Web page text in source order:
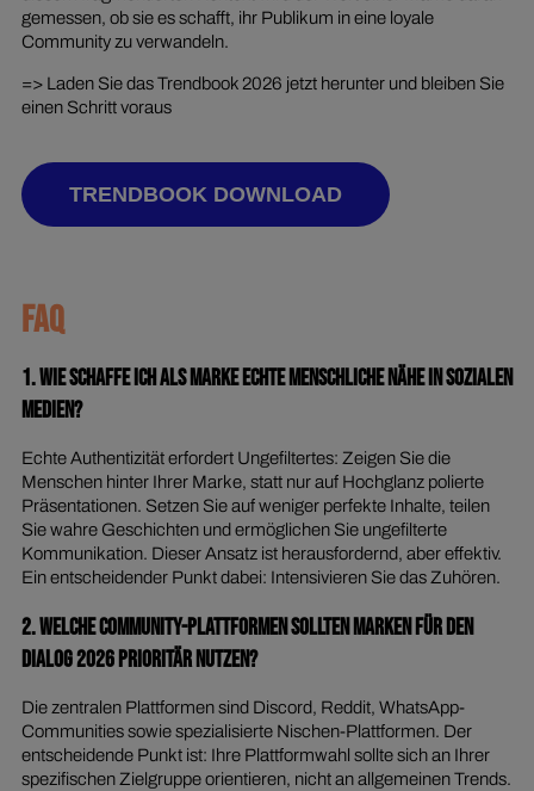
gemessen, ob sie es schafft, ihr Publikum in eine loyale
Community zu verwandeln.
=> Laden Sie das Trendbook 2026 jetzt herunter und bleiben Sie
einen Schritt voraus
TRENDBOOK DOWNLOAD
FAQ
1. Wie schaffe ich als Marke echte menschliche Nähe in sozialen
Medien?
Echte Authentizität erfordert Ungefiltertes: Zeigen Sie die
Menschen hinter Ihrer Marke, statt nur auf Hochglanz polierte
Präsentationen. Setzen Sie auf weniger perfekte Inhalte, teilen
Sie wahre Geschichten und ermöglichen Sie ungefilterte
Kommunikation. Dieser Ansatz ist herausfordernd, aber effektiv.
Ein entscheidender Punkt dabei: Intensivieren Sie das Zuhören.
2. Welche Community-Plattformen sollten Marken für den
Dialog 2026 prioritär nutzen?
Die zentralen Plattformen sind Discord, Reddit, WhatsApp-
Communities sowie spezialisierte Nischen-Plattformen. Der
entscheidende Punkt ist: Ihre Plattformwahl sollte sich an Ihrer
spezifischen Zielgruppe orientieren, nicht an allgemeinen Trends.